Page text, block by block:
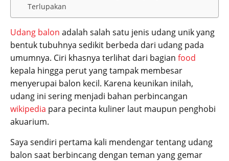
Terlupakan
Udang balon adalah salah satu jenis udang unik yang
bentuk tubuhnya sedikit berbeda dari udang pada
umumnya. Ciri khasnya terlihat dari bagian food
kepala hingga perut yang tampak membesar
menyerupai balon kecil. Karena keunikan inilah,
udang ini sering menjadi bahan perbincangan
wikipedia para pecinta kuliner laut maupun penghobi
akuarium.
Saya sendiri pertama kali mendengar tentang udang
balon saat berbincang dengan teman yang gemar